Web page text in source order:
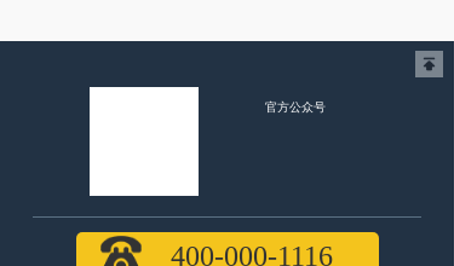
官方公众号
400-000-1116